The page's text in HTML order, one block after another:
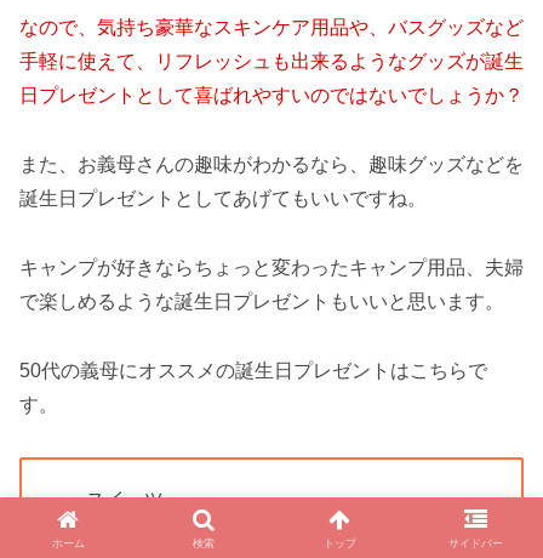
なので、気持ち豪華なスキンケア用品や、バスグッズなど
手軽に使えて、リフレッシュも出来るようなグッズが誕生
日プレゼントとして喜ばれやすいのではないでしょうか？
また、お義母さんの趣味がわかるなら、趣味グッズなどを
誕生日プレゼントとしてあげてもいいですね。
キャンプが好きならちょっと変わったキャンプ用品、夫婦
で楽しめるような誕生日プレゼントもいいと思います。
50代の義母にオススメの誕生日プレゼントはこちらで
す。
スイーツ
ホーム 検索 トップ サイドバー